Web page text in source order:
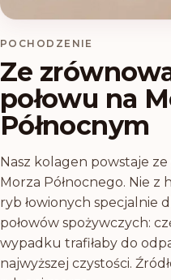
POCHODZENIE
Ze
połowu na
Północnym
Nasz kolagen powstaje
Morza Północnego. Nie z
ryb łowionych specjalnie
połowów spożywczych:
wypadku trafiłaby do
najwyższej czystości.